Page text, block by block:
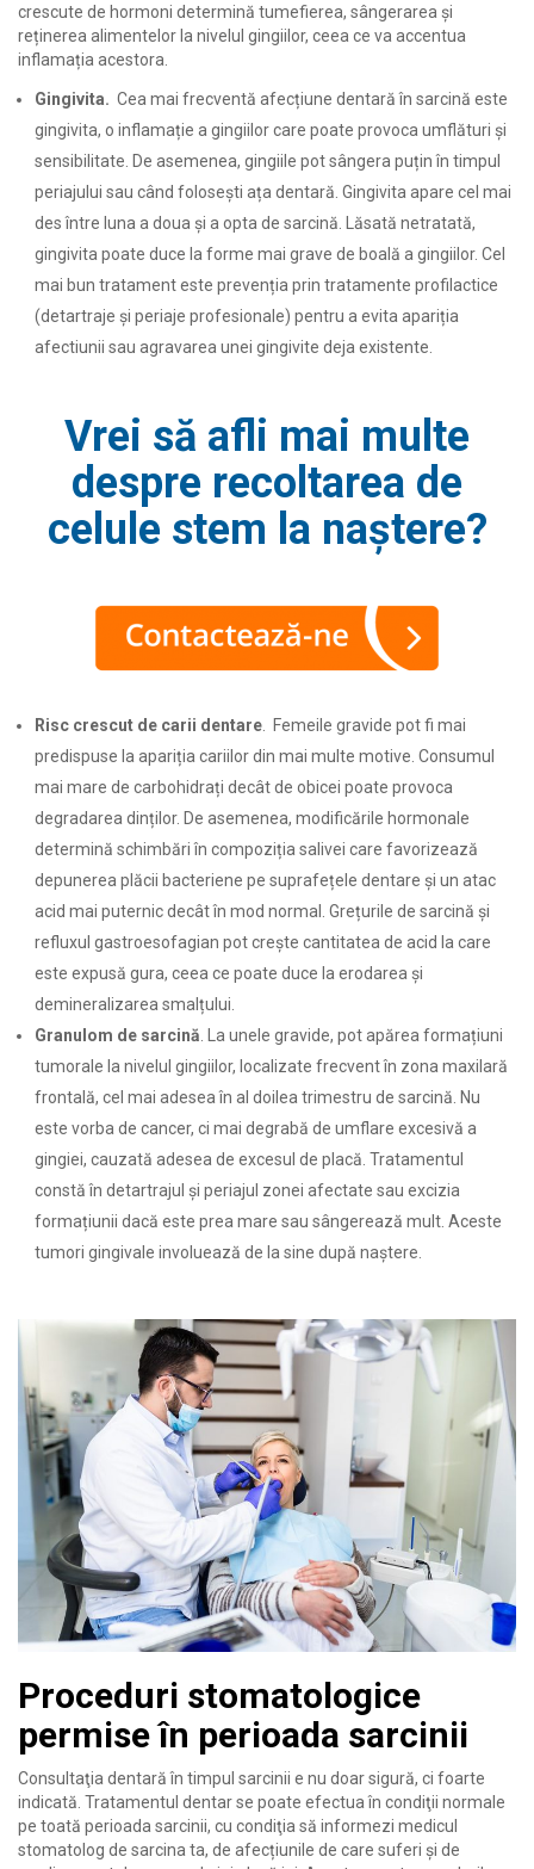
crescute de hormoni determină tumefierea, sângerarea și
reținerea alimentelor la nivelul gingiilor, ceea ce va accentua
inflamația acestora.
Gingivita. Cea mai frecventă afecțiune dentară în sarcină este
gingivita, o inflamație a gingiilor care poate provoca umflături și
sensibilitate. De asemenea, gingiile pot sângera puțin în timpul
periajului sau când folosești ața dentară. Gingivita apare cel mai
des între luna a doua și a opta de sarcină. Lăsată netratată,
gingivita poate duce la forme mai grave de boală a gingiilor. Cel
mai bun tratament este prevenția prin tratamente profilactice
(detartraje și periaje profesionale) pentru a evita apariția
afectiunii sau agravarea unei gingivite deja existente.
Vrei să afli mai multe
despre recoltarea de
celule stem la naștere?
Risc crescut de carii dentare. Femeile gravide pot fi mai
predispuse la apariția cariilor din mai multe motive. Consumul
mai mare de carbohidrați decât de obicei poate provoca
degradarea dinților. De asemenea, modificările hormonale
determină schimbări în compoziția salivei care favorizează
depunerea plăcii bacteriene pe suprafețele dentare și un atac
acid mai puternic decât în mod normal. Grețurile de sarcină și
refluxul gastroesofagian pot crește cantitatea de acid la care
este expusă gura, ceea ce poate duce la erodarea și
demineralizarea smalțului.
Granulom de sarcină. La unele gravide, pot apărea formațiuni
tumorale la nivelul gingiilor, localizate frecvent în zona maxilară
frontală, cel mai adesea în al doilea trimestru de sarcină. Nu
este vorba de cancer, ci mai degrabă de umflare excesivă a
gingiei, cauzată adesea de excesul de placă. Tratamentul
constă în detartrajul și periajul zonei afectate sau excizia
formațiunii dacă este prea mare sau sângerează mult. Aceste
tumori gingivale involuează de la sine după naștere.
Proceduri stomatologice
permise în perioada sarcinii
Consultaţia dentară în timpul sarcinii e nu doar sigură, ci foarte
indicată. Tratamentul dentar se poate efectua în condiţii normale
pe toată perioada sarcinii, cu condiţia să informezi medicul
stomatolog de sarcina ta, de afecțiunile de care suferi și de